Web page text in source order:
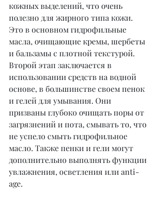
кожных выделений, что очень
полезно для жирного типа кожи.
Это в основном гидрофильные
масла, очищающие кремы, шербеты
и бальзамы с плотной текстурой.
Второй этап заключается в
использовании средств на водной
основе, в большинстве своем пенок
и гелей для умывания. Они
призваны глубоко очищать поры от
загрязнений и пота, смывать то, что
не успело смыть гидрофильное
масло. Также пенки и гели могут
дополнительно выполнять функции
увлажнения, осветления или anti-
age.